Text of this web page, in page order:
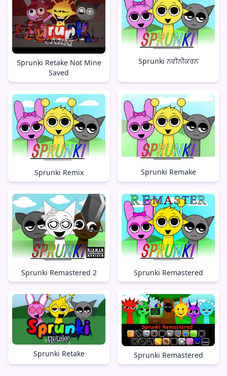
Sprunki Retake Not Mine
Saved
Sprunki ਨਵੀਨੀਕਰਨ
Sprunki Remix Sprunki Remake
Sprunki Remastered 2 Sprunki Remastered
Sprunki Retake Sprunki Remastered